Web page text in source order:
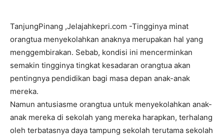
TanjungPinang ,Jelajahkepri.com -Tingginya minat
orangtua menyekolahkan anaknya merupakan hal yang
menggembirakan. Sebab, kondisi ini mencerminkan
semakin tingginya tingkat kesadaran orangtua akan
pentingnya pendidikan bagi masa depan anak-anak
mereka.
Namun antusiasme orangtua untuk menyekolahkan anak-
anak mereka di sekolah yang mereka harapkan, terhalang
oleh terbatasnya daya tampung sekolah terutama sekolah